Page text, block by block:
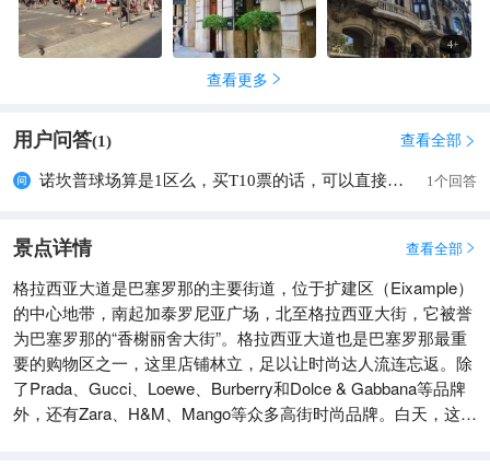
适合悠闲漫步，体验当地生活氛围。
4+
查看更多 
用户问答(1) 查看全部 
诺坎普球场算是1区么，买T10票的话，可以直接从格拉西亚大道坐地铁直接过去么？ 1个回答
景点详情 查看全部 
格拉西亚大道是巴塞罗那的主要街道，位于扩建区（Eixample）
的中心地带，南起加泰罗尼亚广场，北至格拉西亚大街，它被誉
为巴塞罗那的“香榭丽舍大街”。格拉西亚大道也是巴塞罗那最重
要的购物区之一，这里店铺林立，足以让时尚达人流连忘返。除
了Prada、Gucci、Loewe、Burberry和Dolce & Gabbana等品牌
外，还有Zara、H&M、Mango等众多高街时尚品牌。白天，这条